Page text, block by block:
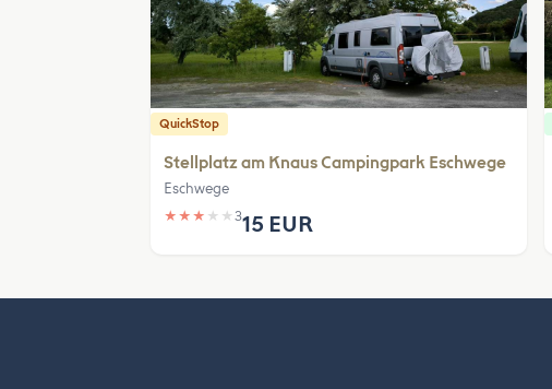
QuickStop
Stellplatz am Knaus Campingpark Eschwege
Eschwege
★ ★ ★ ★ ★ 315 EUR